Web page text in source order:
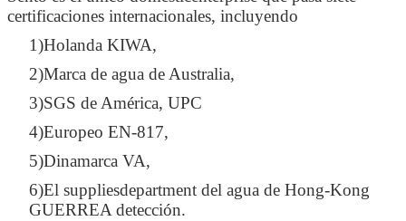
certificaciones internacionales, incluyendo
1)Holanda KIWA,
2)Marca de agua de Australia,
3)SGS de América, UPC
4)Europeo EN-817,
5)Dinamarca VA,
6)El suppliesdepartment del agua de Hong-Kong
GUERREA detección.